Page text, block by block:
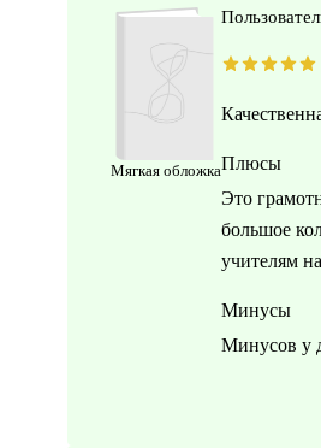
Мягкая обложкаПлюсы
Это
большое
учителям
Минусы
Минусов у